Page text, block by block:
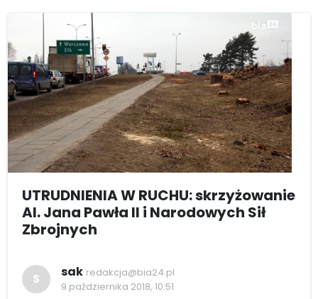
UTRUDNIENIA W RUCHU: skrzyżowanie
Al. Jana Pawła II i Narodowych Sił
Zbrojnych
S sak redakcja@bia24.pl
9 października 2018, 10:51